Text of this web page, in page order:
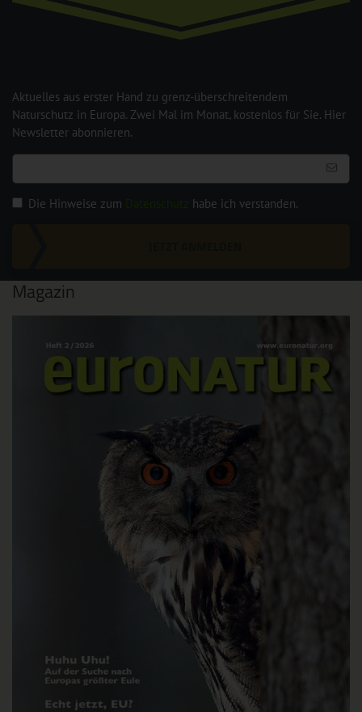
Aktuelles aus erster Hand zu grenz-überschreitendem
Naturschutz in Europa. Zwei Mal im Monat, kostenlos für Sie. Hier
Newsletter abonnieren.
Die Hinweise zum habe ich verstanden.
Magazin